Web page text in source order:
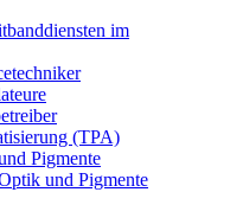
im
(TPA)
Pigmente
und Pigmente